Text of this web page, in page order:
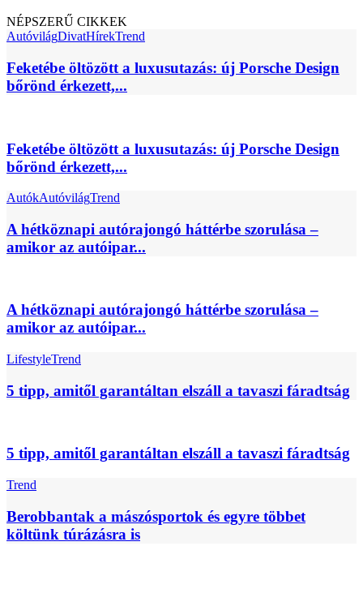
NÉPSZERŰ CIKKEK
AutóvilágDivatHírekTrend
Feketébe öltözött a luxusutazás: új Porsche Design
bőrönd érkezett,...
Feketébe öltözött a luxusutazás: új Porsche Design
bőrönd érkezett,...
AutókAutóvilágTrend
A hétköznapi autórajongó háttérbe szorulása –
amikor az autóipar...
A hétköznapi autórajongó háttérbe szorulása –
amikor az autóipar...
LifestyleTrend
5 tipp, amitől garantáltan elszáll a tavaszi fáradtság
5 tipp, amitől garantáltan elszáll a tavaszi fáradtság
Trend
Berobbantak a mászósportok és egyre többet
költünk túrázásra is